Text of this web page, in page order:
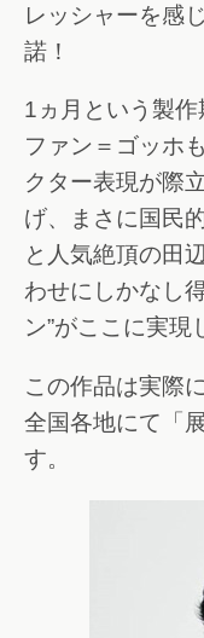
レッシャーを感
諾！
1ヵ月という製
ファン＝ゴッホ
クター表現が際
げ、まさに国民
と人気絶頂の田
わせにしかなし
ン”がここに実現
この作品は実際
全国各地にて「
す。